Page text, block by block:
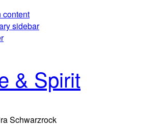
content
sidebar
& Spirit
Schwarzrock